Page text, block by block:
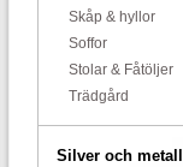
Skåp & hyllor
Soffor
Stolar & Fåtöljer
Trädgård
Silver och metall